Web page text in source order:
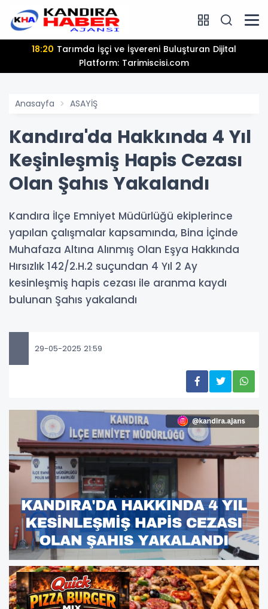
18:20
Platform: Tarimiscisi.com
Anasayfa ASAYİŞ
Kandıra'da Hakkında 4 Yıl
Keşinleşmiş Hapis Cezası
Olan Şahıs Yakalandı
Kandıra İlçe Emniyet Müdürlüğü ekiplerince
yapılan çalışmalar kapsamında, Bina İçinde
Muhafaza Altına Alınmış Olan Eşya Hakkında
Hırsızlık 142/2.H.2 suçundan 4 Yıl 2 Ay
kesinleşmiş hapis cezası ile aranma kaydı
bulunan Şahıs yakalandı
29-05-2025 21:59